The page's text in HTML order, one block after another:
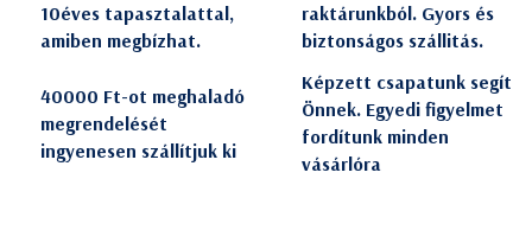
10éves tapasztalattal,
amiben megbízhat.
raktárunkból. Gyors és
biztonságos szállitás.
40000 Ft-ot meghaladó
megrendelését
ingyenesen szállítjuk ki
Képzett csapatunk segít
Önnek. Egyedi figyelmet
fordítunk minden
vásárlóra